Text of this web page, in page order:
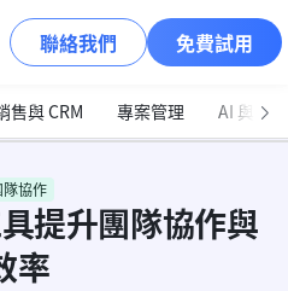
聯絡我們 免費試用
售與 CRM 專案管理 AI 與自
隊協作
提升團隊協作與
率